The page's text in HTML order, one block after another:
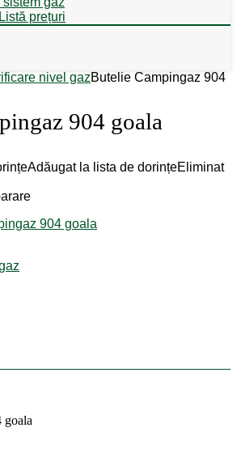
prețuri
nivel gazButelie Campingaz 904
904 goala
Adăugat la lista de dorințeEliminat
goala